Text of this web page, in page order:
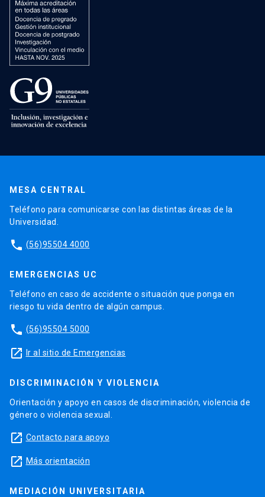
MESA CENTRAL
Teléfono para comunicarse con las distintas áreas de la
Universidad.
phone (56)95504 4000
EMERGENCIAS UC
Teléfono en caso de accidente o situación que ponga en
riesgo tu vida dentro de algún campus.
phone (56)95504 5000
launch Ir al sitio de Emergencias
DISCRIMINACIÓN Y VIOLENCIA
Orientación y apoyo en casos de discriminación, violencia de
género o violencia sexual.
launch Contacto para apoyo
launch Más orientación
MEDIACIÓN UNIVERSITARIA